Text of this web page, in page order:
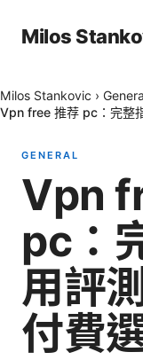
Milos
Milos Stankovic ›
Vpn free 推荐 pc：完整
GENERAL
Vpn
pc：
用評
付費